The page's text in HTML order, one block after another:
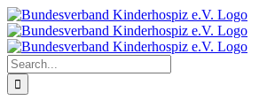
Skip
to
content
Search
for: